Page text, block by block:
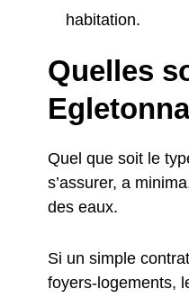
habitation.
Quelles
Quel que soit le
s’assurer, a
des eaux.
Si un simple
foyers-logements,